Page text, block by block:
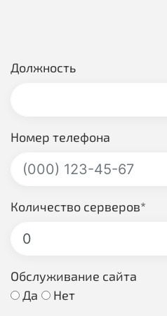
Должность
Номер телефона
Количество серверов*
Обслуживание сайта
Да
Нет